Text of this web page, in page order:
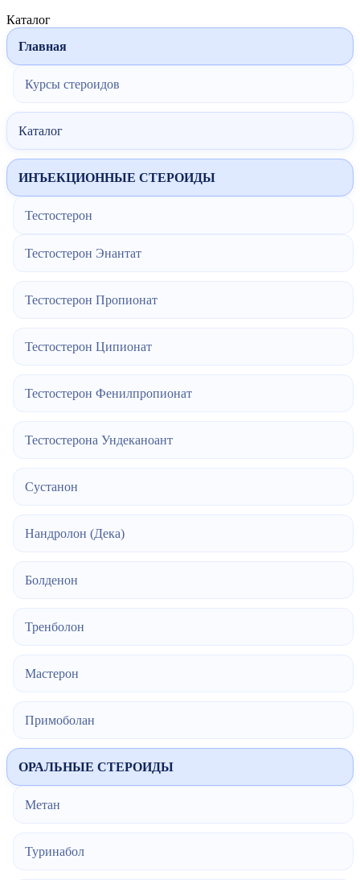
Каталог
Главная
Курсы стероидов
Каталог
ИНЪЕКЦИОННЫЕ СТЕРОИДЫ
Тестостерон
Тестостерон Энантат
Тестостерон Пропионат
Тестостерон Ципионат
Тестостерон Фенилпропионат
Тестостерона Ундеканоант
Сустанон
Нандролон (Дека)
Болденон
Тренболон
Мастерон
Примоболан
ОРАЛЬНЫЕ СТЕРОИДЫ
Метан
Туринабол